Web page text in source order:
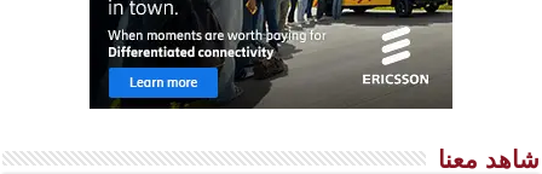
شاهد معنا